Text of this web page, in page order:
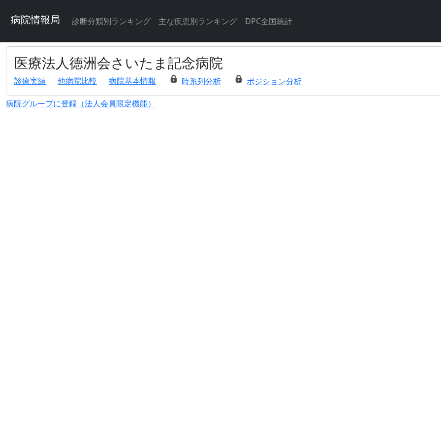
病院情報局 診断分類別ランキング 主な疾患別ランキング DPC全国統計
医療法人徳洲会さいたま記念病院
診療実績 他病院比較 病院基本情報 時系列分析 ポジション分析
病院グループに登録（法人会員限定機能）